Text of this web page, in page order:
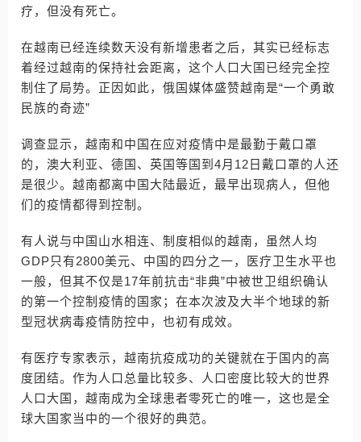
疗，但没有死亡。
在越南已经连续数天没有新增患者之后，其实已经标志
着经过越南的保持社会距离，这个人口大国已经完全控
制住了局势。正因如此，俄国媒体盛赞越南是“一个勇敢
民族的奇迹”
调查显示，越南和中国在应对疫情中是最勤于戴口罩
的，澳大利亚、德国、英国等国到4月12日戴口罩的人还
是很少。越南都离中国大陆最近，最早出现病人，但他
们的疫情都得到控制。
有人说与中国山水相连、制度相似的越南，虽然人均
GDP只有2800美元、中国的四分之一，医疗卫生水平也
一般，但其不仅是17年前抗击“非典”中被世卫组织确认
的第一个控制疫情的国家；在本次波及大半个地球的新
型冠状病毒疫情防控中，也初有成效。
有医疗专家表示，越南抗疫成功的关键就在于国内的高
度团结。作为人口总量比较多、人口密度比较大的世界
人口大国，越南成为全球患者零死亡的唯一，这也是全
球大国家当中的一个很好的典范。